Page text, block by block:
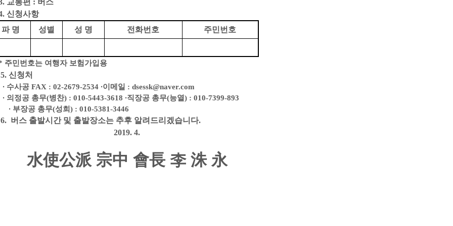
교통편 : 버스
청사항
파 명
성별 성 명 전화번호 주민번호
주민번호는 여행자 보험가입용
5. 신청처
수사공 FAX : 02-2679-2534 ∙이메일 : dsessk@naver.com
의정공 총무(병찬) : 010-5443-3618 ∙직장공 총무(능열) : 010-7399-893
∙ 부장공 총무(성희) : 010-5381-3446
버스 출발시간 및 출발장소는 추후 알려드리겠습니다.
4.
使公派 宗中 會長 李 洙 永